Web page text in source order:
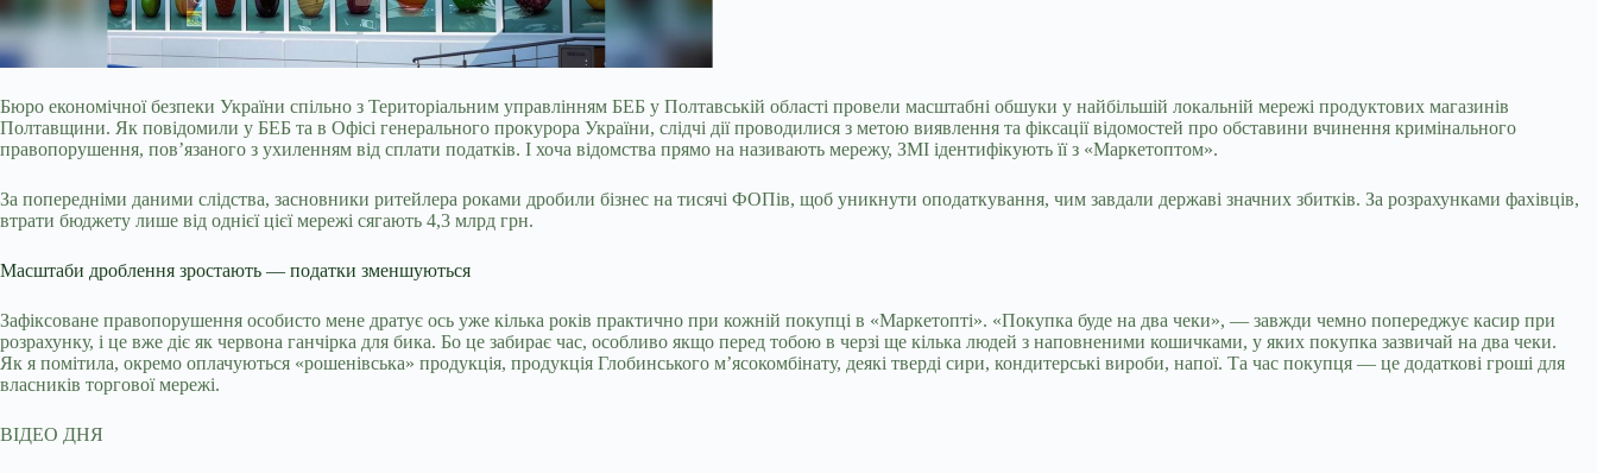
Бюро економічної безпеки України спільно з Територіальним управлінням БЕБ у Полтавській області провели масштабні обшуки у найбільшій локальній мережі продуктових магазинів
Полтавщини. Як повідомили у БЕБ та в Офісі генерального прокурора України, слідчі дії проводилися з метою виявлення та фіксації відомостей про обставини вчинення кримінального
правопорушення, пов’язаного з ухиленням від сплати податків. І хоча відомства прямо на називають мережу, ЗМІ ідентифікують її з «Маркетоптом».
За попередніми даними слідства, засновники ритейлера роками дробили бізнес на тисячі ФОПів, щоб уникнути оподаткування, чим завдали державі значних збитків. За розрахунками фахівців,
втрати бюджету лише від однієї цієї мережі сягають 4,3 млрд грн.
Масштаби дроблення зростають — податки зменшуються
Зафіксоване правопорушення особисто мене дратує ось уже кілька років практично при кожній покупці в «Маркетопті». «Покупка буде на два чеки», — завжди чемно попереджує касир при
розрахунку, і це вже діє як червона ганчірка для бика. Бо це забирає час, особливо якщо перед тобою в черзі ще кілька людей з наповненими кошичками, у яких покупка зазвичай на два чеки.
Як я помітила, окремо оплачуються «рошенівська» продукція, продукція Глобинського м’ясокомбінату, деякі тверді сири, кондитерські вироби, напої. Та час покупця — це додаткові гроші для
власників торгової мережі.
ВІДЕО ДНЯ